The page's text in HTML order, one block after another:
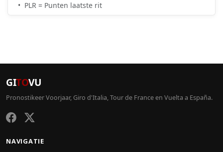
• PLR = Punten laatste rit
GITOVU
Pronostikeer Voorjaar, Giro d'Italia, Tour de France en Vuelta a España.
NAVIGATIE